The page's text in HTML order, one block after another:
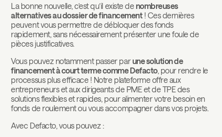
La bonne nouvelle, c’est qu’il existe de nombreuses
alternatives au dossier de financement! Ces dernières
peuvent vous permettre de débloquer des fonds
rapidement, sans nécessairement présenter une foule de
pièces justificatives.
Vous pouvez notamment passer parune solution de
financement à court terme comme Defacto, pour rendre le
processus plus efficace ! Notre plateforme offre aux
entrepreneurs et aux dirigeants de PME et de TPE des
solutions flexibles et rapides, pour alimenter votre besoin en
fonds de roulement ou vous accompagner dans vos projets.
Avec Defacto, vous pouvez :